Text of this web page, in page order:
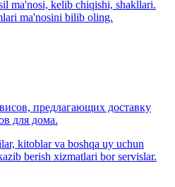
ma'nosi, kelib chiqishi, shakllari.
ma'nosini bilib oling.
предлагающих доставку
для дома.
kitoblar va boshqa uy uchun
berish xizmatlari bor servislar.